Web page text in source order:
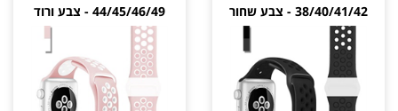
38/40/41/42 - צבע שחור
44/45/46/49 - צבע ורוד